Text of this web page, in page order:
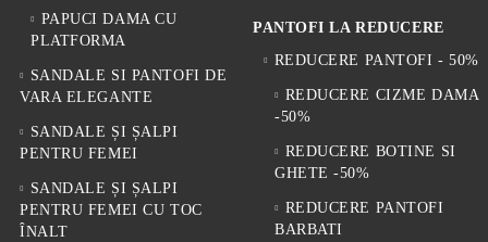
PAPUCI DAMA CU
PLATFORMA
SANDALE SI PANTOFI DE
VARA ELEGANTE
SANDALE ȘI ȘALPI
PENTRU FEMEI
SANDALE ȘI ȘALPI
PENTRU FEMEI CU TOC
ÎNALT
PANTOFI LA REDUCERE
REDUCERE PANTOFI - 50%
REDUCERE CIZME DAMA
-50%
REDUCERE BOTINE SI
GHETE -50%
REDUCERE PANTOFI
BARBATI